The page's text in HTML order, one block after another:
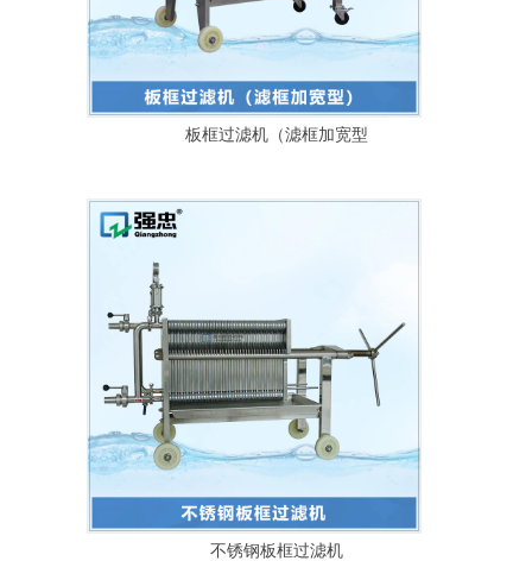
板框过滤机（滤框加宽型
不锈钢板框过滤机